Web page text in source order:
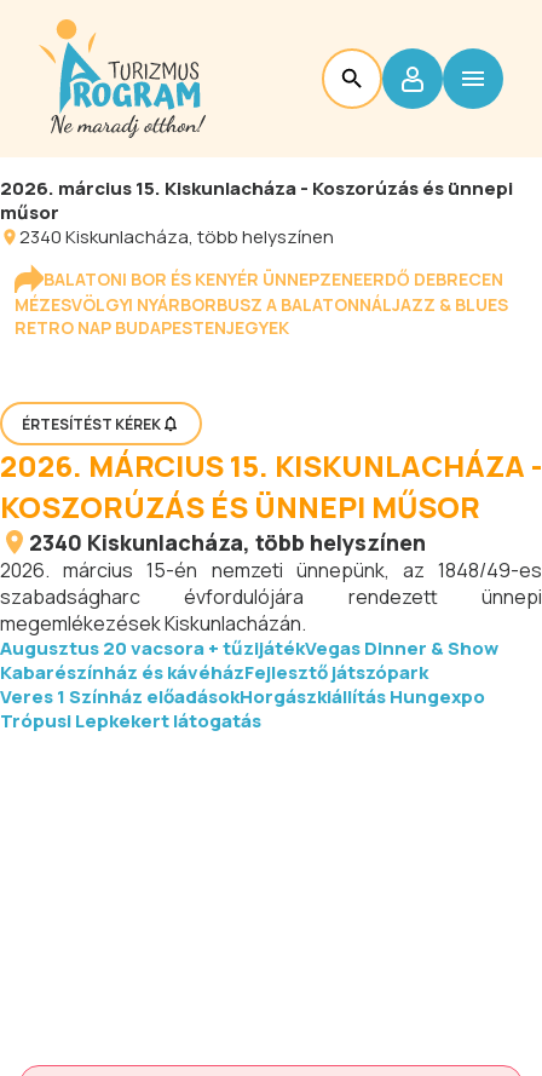
2026. március 15. Kiskunlacháza - Koszorúzás és ünnepi
műsor
2340Kiskunlacháza, több helyszínen
BALATONI BOR ÉS KENYÉR ÜNNEPZENEERDŐ DEBRECEN
MÉZESVÖLGYI NYÁRBORBUSZ A BALATONNÁLJAZZ & BLUES
RETRO NAP BUDAPESTENJEGYEK
ÉRTESÍTÉST KÉREK
2026. MÁRCIUS 15. KISKUNLACHÁZA -
KOSZORÚZÁS ÉS ÜNNEPI MŰSOR
2340 Kiskunlacháza, több helyszínen
2026. március 15-én nemzeti ünnepünk, az 1848/49-es
szabadságharc évfordulójára rendezett ünnepi
megemlékezések Kiskunlacházán.
Augusztus 20 vacsora + tűzijátékVegas Dinner & Show
Kabarészínház és kávéházFejlesztő játszópark
Veres 1 Színház előadásokHorgászkiállítás Hungexpo
Trópusi Lepkekert látogatás